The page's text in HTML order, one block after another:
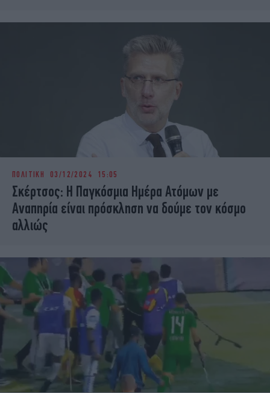
ΠΟΛΙΤΙΚΗ 03/12/2024 15:05
Σκέρτσος: Η Παγκόσμια Ημέρα Ατόμων με
Αναπηρία είναι πρόσκληση να δούμε τον κόσμο
αλλιώς